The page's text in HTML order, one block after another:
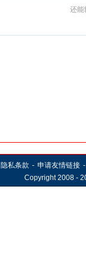
还能
隐私条款 - 申请友情链接 -
Copyright 2008 -